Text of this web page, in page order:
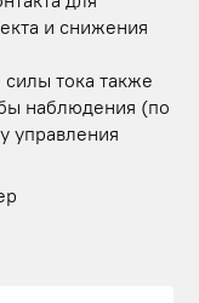
и снижения
тока также
наблюдения (по
управления